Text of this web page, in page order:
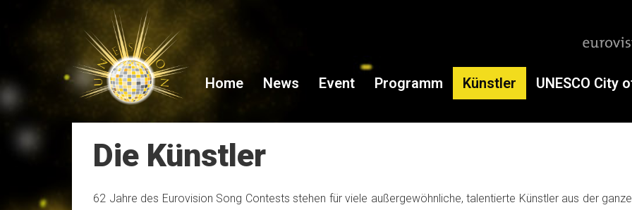
Home News Event Programm Künstler UNESCO City
Die Künstler
62 Jahre des Eurovision Song Contests stehen für viele außergewöhnliche, talentierte Künstler aus der